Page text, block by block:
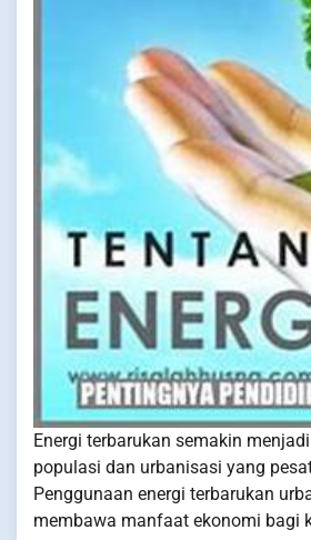
Energi terbarukan semakin
populasi dan urbanisasi yang
Penggunaan energi terbarukan
membawa manfaat ekonomi bagi